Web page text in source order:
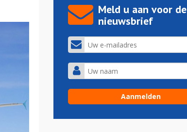
Meld u aan voor de
nieuwsbrief